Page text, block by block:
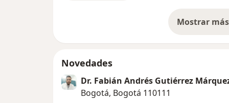
con su respectiva dosis y frecuencia.
Estoy emocionado que iniciemos juntos
a tus seres queridos.
Mostrar
Novedades
Dr. Fabián Andrés Gutiérrez
Bogotá, Bogotá 110111